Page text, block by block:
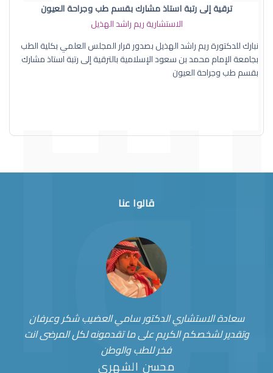
ترقية إلى رتبة استاذ مشارك بقسم طب وجراحة العيون
الاستشارية ريم راشد الهذيل
نبارك للدكتورة ريم راشد الهذيل بصدور قرار المجلس العلمي بكلية الطب
بجامعة الإمام محمد بن سعود الإسلامية بالترقية إلى رتبة استاذ مشارك
بقسم طب وجراحة العيون
قالوا عنا
سعادة الاستشاري الدكتور سامي العضيب شكر وعرفان
وتقدير لشخصكم الكريم على ما تقدمونه لكل المرضى انت
فخر للطب والوطن
محسن الشهري